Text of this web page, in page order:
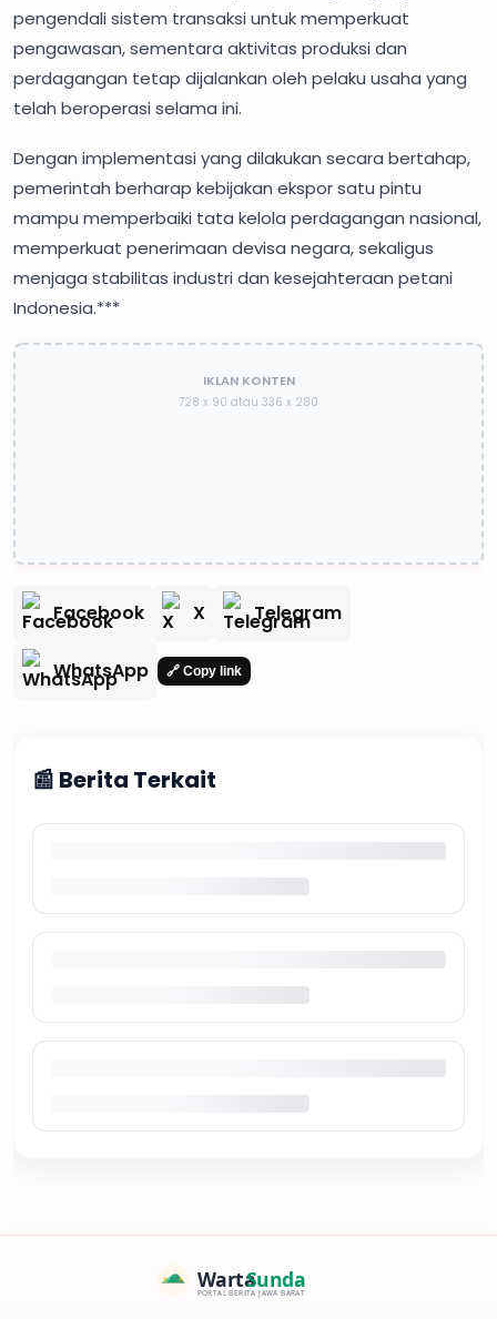
pengendali sistem transaksi untuk memperkuat
pengawasan, sementara aktivitas produksi dan
perdagangan tetap dijalankan oleh pelaku usaha yang
telah beroperasi selama ini.
Dengan implementasi yang dilakukan secara bertahap,
pemerintah berharap kebijakan ekspor satu pintu
mampu memperbaiki tata kelola perdagangan nasional,
memperkuat penerimaan devisa negara, sekaligus
menjaga stabilitas industri dan kesejahteraan petani
Indonesia.***
IKLAN KONTEN
728 x 90 atau 336 x 280
Facebook X Telegram
WhatsApp 🔗 Copy link
📰 Berita Terkait
WartaSunda
PORTAL BERITA JAWA BARAT